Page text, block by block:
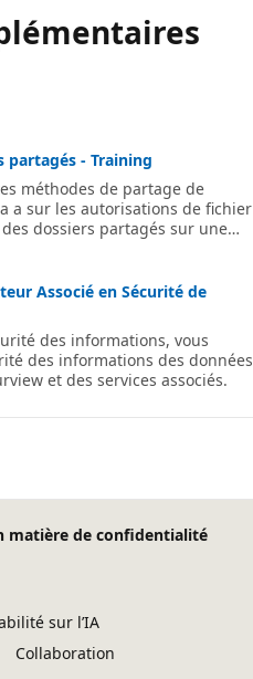
partagés - Training
méthodes de partage de
a sur les autorisations de fichier
dossiers partagés sur une
Associé en Sécurité de
des informations, vous
des informations des données
et des services associés.
matière de confidentialité
sur l’IA
Collaboration